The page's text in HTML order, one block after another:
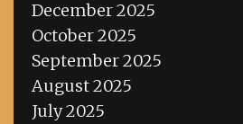
December 2025
October 2025
September 2025
August 2025
July 2025